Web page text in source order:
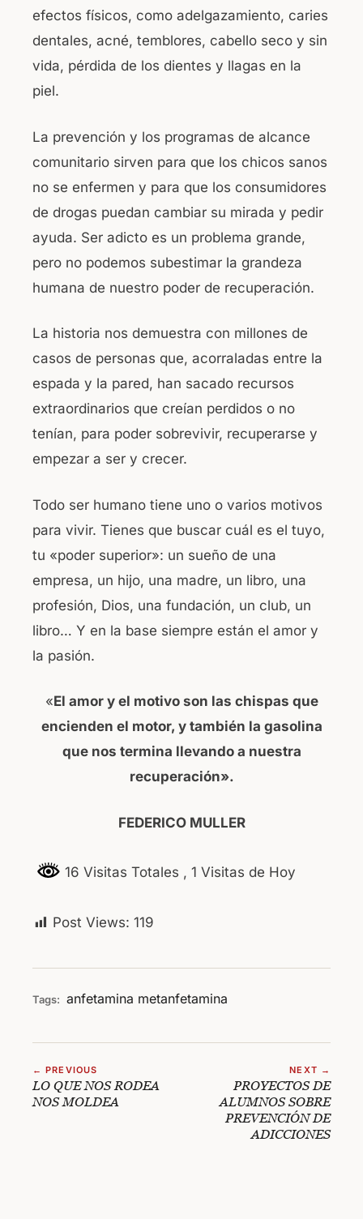
efectos físicos, como adelgazamiento, caries
dentales, acné, temblores, cabello seco y sin
vida, pérdida de los dientes y llagas en la
piel.
La prevención y los programas de alcance
comunitario sirven para que los chicos sanos
no se enfermen y para que los consumidores
de drogas puedan cambiar su mirada y pedir
ayuda. Ser adicto es un problema grande,
pero no podemos subestimar la grandeza
humana de nuestro poder de recuperación.
La historia nos demuestra con millones de
casos de personas que, acorraladas entre la
espada y la pared, han sacado recursos
extraordinarios que creían perdidos o no
tenían, para poder sobrevivir, recuperarse y
empezar a ser y crecer.
Todo ser humano tiene uno o varios motivos
para vivir. Tienes que buscar cuál es el tuyo,
tu «poder superior»: un sueño de una
empresa, un hijo, una madre, un libro, una
profesión, Dios, una fundación, un club, un
libro… Y en la base siempre están el amor y
la pasión.
«El amor y el motivo son las chispas que
encienden el motor, y también la gasolina
que nos termina llevando a nuestra
recuperación».
FEDERICO MULLER
16 Visitas Totales , 1 Visitas de Hoy
Post Views: 119
Tags: anfetamina metanfetamina
← PREVIOUS
LO QUE NOS RODEA
NOS MOLDEA
NEXT →
PROYECTOS DE
ALUMNOS SOBRE
PREVENCIÓN DE
ADICCIONES